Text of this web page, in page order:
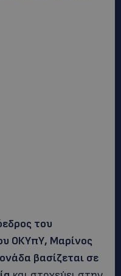
του
ΟΚΥπΥ, Μαρίνος
βασίζεται σε